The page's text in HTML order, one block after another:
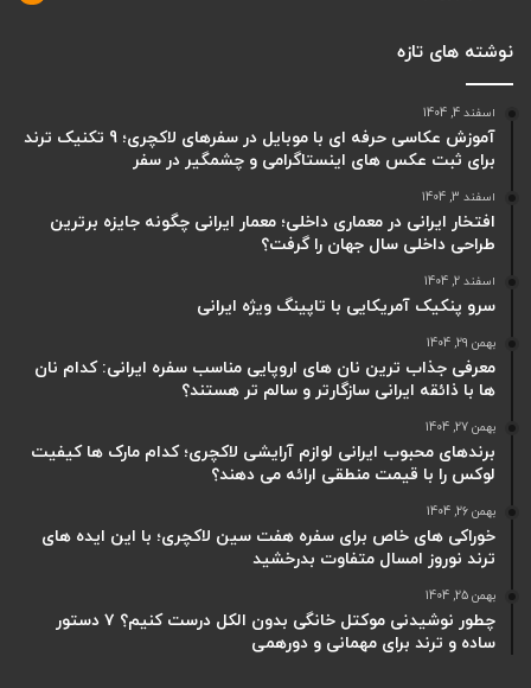
نوشته های تازه
اسفند 4, 1404
آموزش عکاسی حرفه ای با موبایل در سفرهای لاکچری؛ 9 تکنیک ترند
برای ثبت عکس های اینستاگرامی و چشمگیر در سفر
اسفند 3, 1404
افتخار ایرانی در معماری داخلی؛ معمار ایرانی چگونه جایزه برترین
طراحی داخلی سال جهان را گرفت؟
اسفند 2, 1404
سرو پنکیک آمریکایی با تاپینگ ویژه ایرانی
بهمن 29, 1404
معرفی جذاب ترین نان های اروپایی مناسب سفره ایرانی: کدام نان
ها با ذائقه ایرانی سازگارتر و سالم تر هستند؟
بهمن 27, 1404
برندهای محبوب ایرانی لوازم آرایشی لاکچری؛ کدام مارک ها کیفیت
لوکس را با قیمت منطقی ارائه می دهند؟
بهمن 26, 1404
خوراکی های خاص برای سفره هفت سین لاکچری؛ با این ایده های
ترند نوروز امسال متفاوت بدرخشید
بهمن 25, 1404
چطور نوشیدنی موکتل خانگی بدون الکل درست کنیم؟ ۷ دستور
ساده و ترند برای مهمانی و دورهمی